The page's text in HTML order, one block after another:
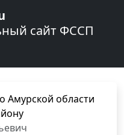
сайт ФССП
Амурской области